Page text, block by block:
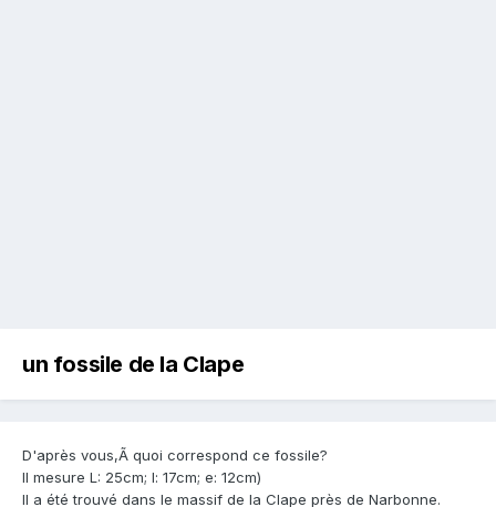
un fossile de la Clape
D'après vous,Ã quoi correspond ce fossile?
Il mesure L: 25cm; l: 17cm; e: 12cm)
Il a été trouvé dans le massif de la Clape près de Narbonne.